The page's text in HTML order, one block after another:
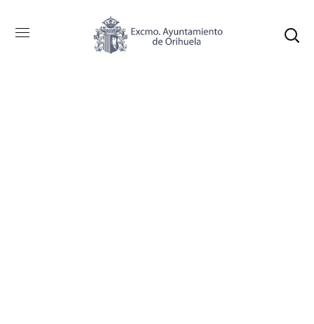
Pulse en éste enlace para ver el Pleno en Directo